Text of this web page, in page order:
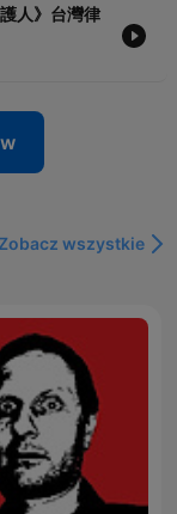
人》台灣律
Zobacz wszystkie